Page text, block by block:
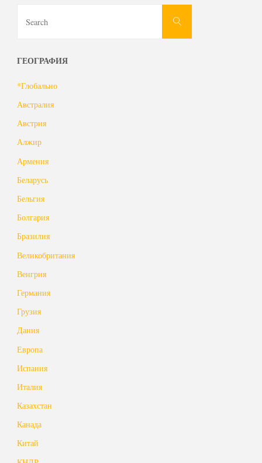
Search
ГЕОГРАФИЯ
*Глобально
Австралия
Австрия
Алжир
Армения
Беларусь
Бельгия
Болгария
Бразилия
Великобритания
Венгрия
Германия
Грузия
Дания
Европа
Испания
Италия
Казахстан
Канада
Китай